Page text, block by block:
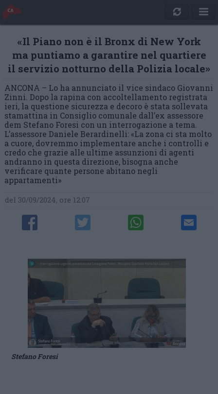
«Il Piano non è il Bronx di New York
ma puntiamo a garantire nel quartiere
il servizio notturno della Polizia locale»
ANCONA – Lo ha annunciato il vice sindaco Giovanni
Zinni. Dopo la rapina con accoltellamento registrata
ieri, la questione sicurezza e decoro è stata sollevata
stamattina in Consiglio comunale dall’ex assessore
dem Stefano Foresi con un interrogazione a tema.
L’assessore Daniele Berardinelli: «La zona ci sta molto
a cuore, dovremmo implementare anche i controlli e
credo che grazie alle ultime assunzioni di agenti
andranno in questa direzione, bisogna anche
verificare quante persone abitano negli
appartamenti»
del 30/09/2024, ore 12:07
Stefano Foresi